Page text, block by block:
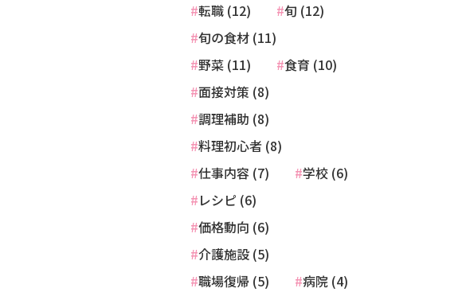
転職 (12)
旬 (12)
旬の食材 (11)
野菜 (11)
食育 (10)
面接対策 (8)
調理補助 (8)
料理初心者 (8)
仕事内容 (7)
学校 (6)
レシピ (6)
価格動向 (6)
介護施設 (5)
職場復帰 (5)
病院 (4)